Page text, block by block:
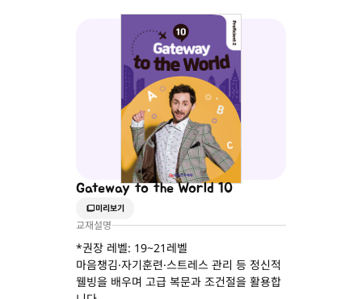
Gateway to the World 10
미리보기
교재설명
*권장 레벨: 19~21레벨
마음챙김·자기훈련·스트레스 관리 등 정신적
웰빙을 배우며 고급 복문과 조건절을 활용합